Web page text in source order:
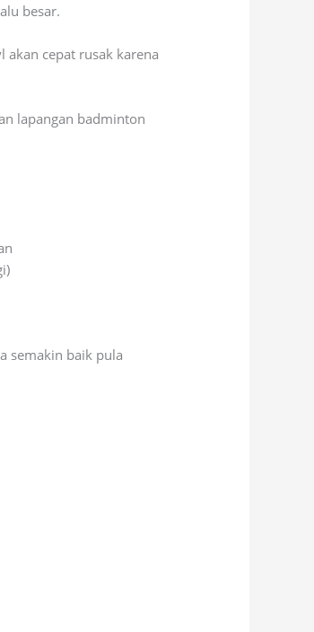
besar.
cepat rusak karena
lapangan badminton
semakin baik pula